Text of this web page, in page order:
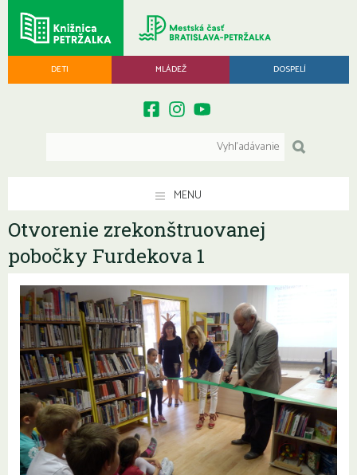
DETI MLÁDEŽ DOSPELÍ
MENU
Otvorenie zrekonštruovanej
pobočky Furdekova 1